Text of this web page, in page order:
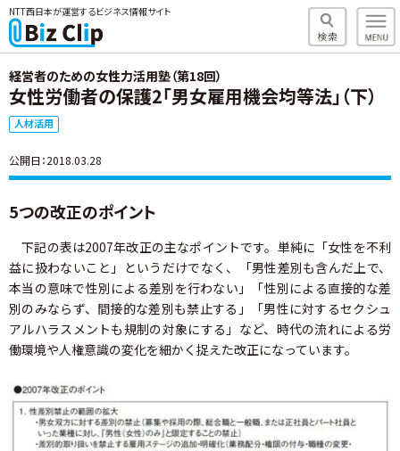
NTT西日本が運営するビジネス情報サイト
経営者のための女性力活用塾（第18回）
女性労働者の保護2「男女雇用機会均等法」（下）
人材活用
公開日：2018.03.28
5つの改正のポイント
下記の表は2007年改正の主なポイントです。単純に「女性を不利
益に扱わないこと」というだけでなく、「男性差別も含んだ上で、
本当の意味で性別による差別を行わない」「性別による直接的な差
別のみならず、間接的な差別も禁止する」「男性に対するセクシュ
アルハラスメントも規制の対象にする」など、時代の流れによる労
働環境や人権意識の変化を細かく捉えた改正になっています。